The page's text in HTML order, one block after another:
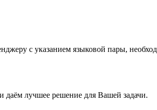
с указанием языковой пары,
даём лучшее решение для Вашей задачи.